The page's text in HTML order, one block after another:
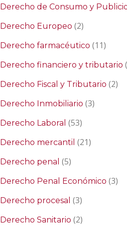
Derecho de Consumo y
Derecho Europeo (2)
Derecho farmacéutico (11)
Derecho financiero y tributario
Derecho Fiscal y Tributario (2)
Derecho Inmobiliario (3)
Derecho Laboral (53)
Derecho mercantil (21)
Derecho penal (5)
Derecho Penal Económico (3)
Derecho procesal (3)
Derecho Sanitario (2)